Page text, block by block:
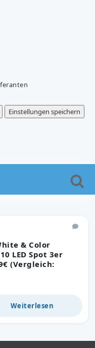
Einstellungen speichern
& Color
LED Spot 3er
(Vergleich:
Weiterlesen